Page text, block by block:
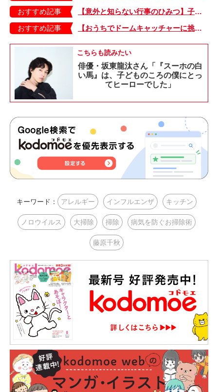
おすすめ記事
【意外と知らない行事のひみつ】子どもにはどう伝える？「お盆」って何だろう？
おすすめ記事
【おうちでドームキャッチャーに挑戦だ】アンパンマン わくわくドームキャッチャー
こちらも読みたい
俳優・坂東龍汰さん「『スーホの白
い馬』は、子どものころの僕にとっ
てヒーローでした」
キーワード： アレルギー インフルエンザ キッチン
ノロウイルス 大掃除 掃除 病気を防ぐお掃除術
藤原千秋